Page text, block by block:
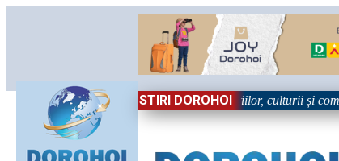
STIRI DOROHOI
Sărbătoare!” – trei zile dedicate tradițiilor, culturii și